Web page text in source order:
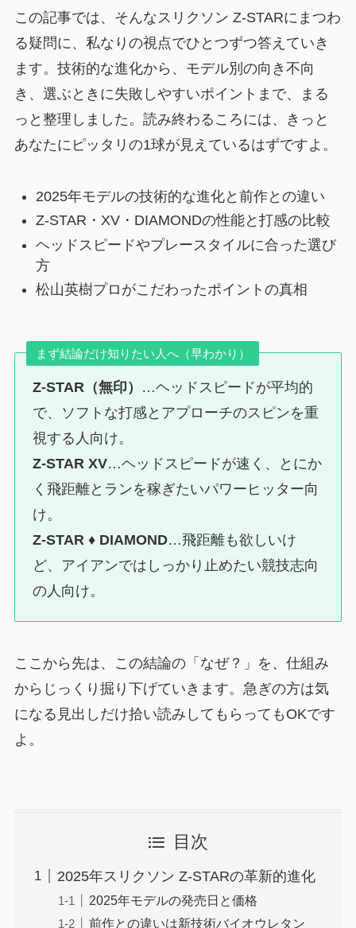
この記事では、そんなスリクソン Z-STARにまつわ
る疑問に、私なりの視点でひとつずつ答えていき
ます。技術的な進化から、モデル別の向き不向
き、選ぶときに失敗しやすいポイントまで、まる
っと整理しました。読み終わるころには、きっと
あなたにピッタリの1球が見えているはずですよ。
2025年モデルの技術的な進化と前作との違い
Z-STAR・XV・DIAMONDの性能と打感の比較
ヘッドスピードやプレースタイルに合った選び
方
松山英樹プロがこだわったポイントの真相
まず結論だけ知りたい人へ（早わかり）
Z-STAR（無印） …ヘッドスピードが平均的
で、ソフトな打感とアプローチのスピンを重
視する人向け。
Z-STAR XV…ヘッドスピードが速く、とにか
く飛距離とランを稼ぎたいパワーヒッター向
け。
Z-STAR ♦ DIAMOND…飛距離も欲しいけ
ど、アイアンではしっかり止めたい競技志向
の人向け。
ここから先は、この結論の「なぜ？」を、仕組み
からじっくり掘り下げていきます。急ぎの方は気
になる見出しだけ拾い読みしてもらってもOKです
よ。
目次
2025年スリクソン Z-STARの革新的進化
2025年モデルの発売日と価格
前作との違いは新技術バイオウレタン